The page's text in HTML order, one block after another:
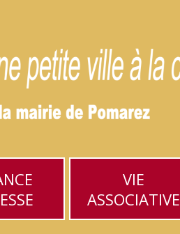
VIE
ASSOCIATIVE